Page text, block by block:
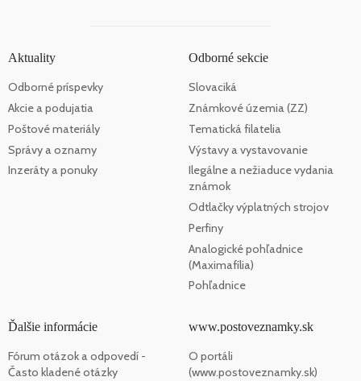
Aktuality
Odborné príspevky
Akcie a podujatia
Poštové materiály
Správy a oznamy
Inzeráty a ponuky
Odborné sekcie
Slovaciká
Známkové územia (ZZ)
Tematická filatelia
Výstavy a vystavovanie
Ilegálne a nežiaduce vydania
známok
Odtlačky výplatných strojov
Perfiny
Analogické pohľadnice
(Maximafília)
Pohľadnice
Ďalšie informácie
Fórum otázok a odpovedí -
Často kladené otázky
www.postoveznamky.sk
O portáli
(www.postoveznamky.sk)